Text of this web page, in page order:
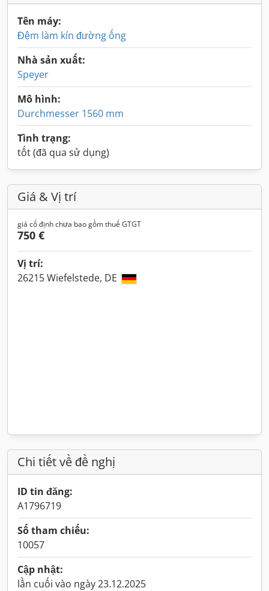
Tên máy:
Đệm làm kín đường ống
Nhà sản xuất:
Speyer
Mô hình:
Durchmesser 1560 mm
Tình trạng:
tốt (đã qua sử dụng)
Giá & Vị trí
giá cố định chưa bao gồm thuế GTGT
750 €
Vị trí:
26215 Wiefelstede, DE
Chi tiết về đề nghị
ID tin đăng:
A1796719
Số tham chiếu:
10057
Cập nhật:
lần cuối vào ngày 23.12.2025